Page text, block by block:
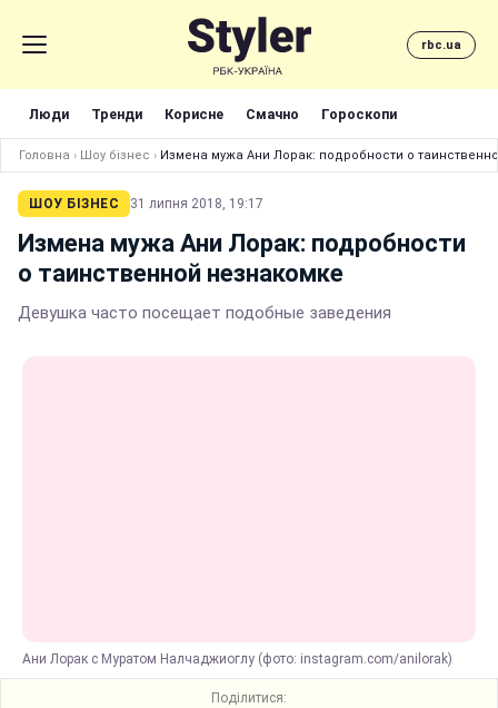
rbc.ua
Люди Тренди Корисне Смачно Гороскопи
Головна › Шоу бізнес › Измена мужа Ани Лорак: подробности о
ШОУ БІЗНЕС 31 липня 2018, 19:17
Измена мужа Ани Лорак: подробности
о таинственной незнакомке
Девушка часто посещает подобные заведения
Ани Лорак с Муратом Налчаджиоглу (фото: instagram.com/anilorak)
Поділитися: